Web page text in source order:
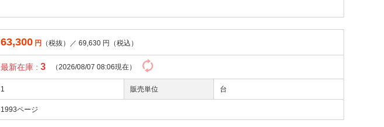
63,300 円 （税抜）／69,630 円（税込）
最新在庫 :3 （2026/08/07 08:06現在）
1 販売単位 台
1993ページ